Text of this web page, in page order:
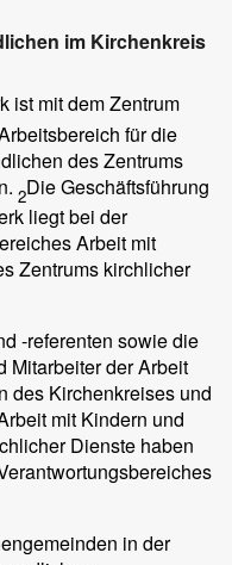
im Kirchenkreis
ist mit dem Zentrum
für die
des Zentrums
2Die Geschäftsführung
liegt bei der
Arbeit mit
Zentrums kirchlicher
-referenten sowie die
Mitarbeiter der Arbeit
des Kirchenkreises und
mit Kindern und
Dienste haben
in der